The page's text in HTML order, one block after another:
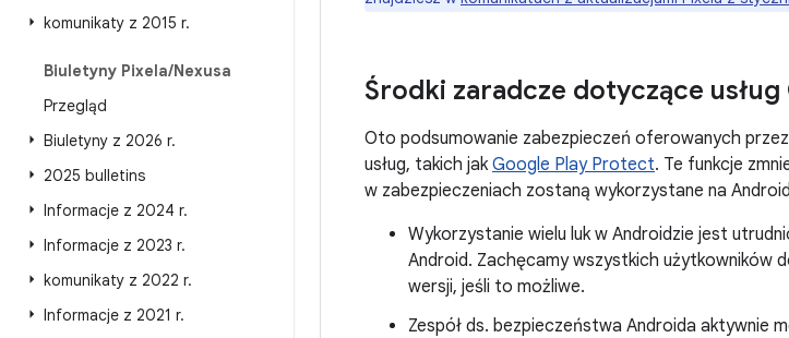
komunikaty z 2015 r.
Biuletyny Pixela/Nexusa
Przegląd
Biuletyny z 2026 r.
2025 bulletins
Informacje z 2024 r.
Informacje z 2023 r.
komunikaty z 2022 r.
Informacje z 2021 r.
Środki zaradcze dotyczące
Oto podsumowanie zabezpieczeń oferowanych przez
usług, takich jak Google Play Protect. Te funkcje
w zabezpieczeniach zostaną wykorzystane na
Wykorzystanie wielu luk w Androidzie jest
Android. Zachęcamy wszystkich użytkowników
wersji, jeśli to możliwe.
Zespół ds. bezpieczeństwa Androida aktywnie